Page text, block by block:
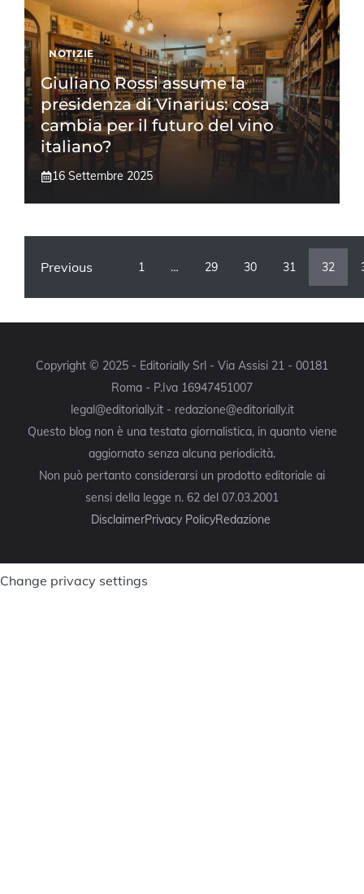
NOTIZIE
Giuliano Rossi assume la
presidenza di Vinarius: cosa
cambia per il futuro del vino
italiano?
16 Settembre 2025
Previous 1 … 29 30 31 32
Copyright © 2025 - Editorially Srl - Via Assisi 21 - 00181
Roma - P.Iva 16947451007
legal@editorially.it - redazione@editorially.it
Questo blog non è una testata giornalistica, in quanto viene
aggiornato senza alcuna periodicità.
Non può pertanto considerarsi un prodotto editoriale ai
sensi della legge n. 62 del 07.03.2001
DisclaimerPrivacy PolicyRedazione
Change privacy settings